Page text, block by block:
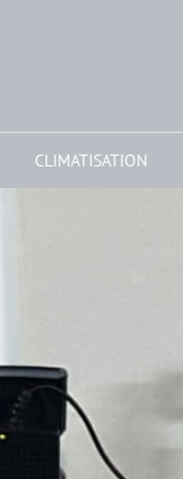
CLIMATISATION